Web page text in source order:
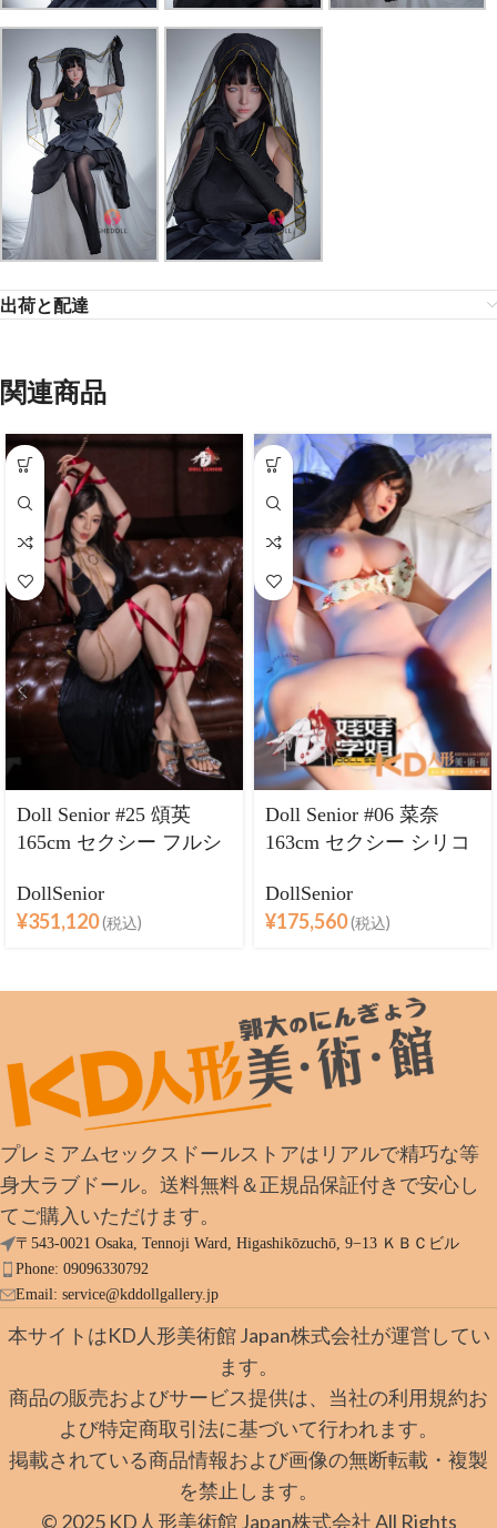
出荷と配達
関連商品
Doll Senior #25 頌英
165cm セクシー フルシ
リアルな肌質感【皮膚
模様版】
DollSenior
¥351,120(税込)
Doll Senior #06 菜奈
163cm セクシー シリコ
ラブドール巨乳
DollSenior
¥175,560(税込)
プレミアムセックスドールストアはリアルで精巧な等
身大ラブドール。送料無料＆正規品保証付きで安心し
てご購入いただけます。
〒543-0021 Osaka, Tennoji Ward, Higashikōzuchō, 9−13 ＫＢＣビル
Phone: 09096330792
Email: service@kddollgallery.jp
本サイトはKD人形美術館 Japan株式会社が運営してい
ます。
商品の販売およびサービス提供は、当社の利用規約お
よび特定商取引法に基づいて行われます。
掲載されている商品情報および画像の無断転載・複製
を禁止します。
© 2025 KD人形美術館 Japan株式会社 All Rights